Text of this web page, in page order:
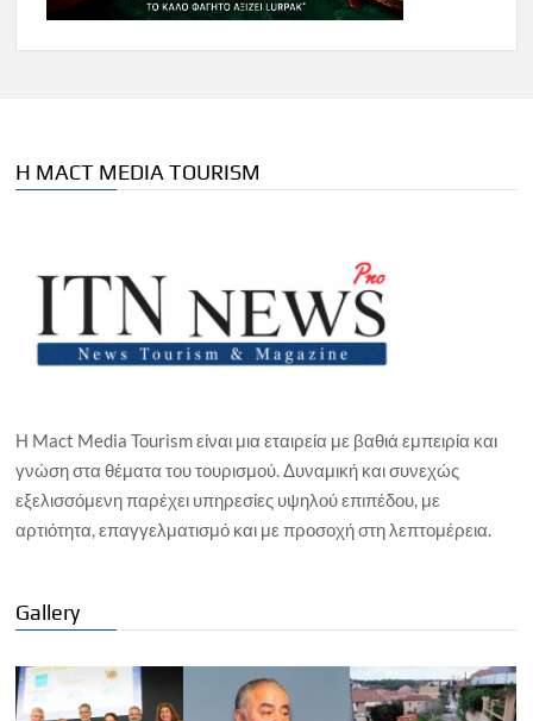
Η MACT MEDIA TOURISM
Η Mact Media Tourism είναι μια εταιρεία με βαθιά εμπειρία και
γνώση στα θέματα του τουρισμού. Δυναμική και συνεχώς
εξελισσόμενη παρέχει υπηρεσίες υψηλού επιπέδου, με
αρτιότητα, επαγγελματισμό και με προσοχή στη λεπτομέρεια.
Gallery